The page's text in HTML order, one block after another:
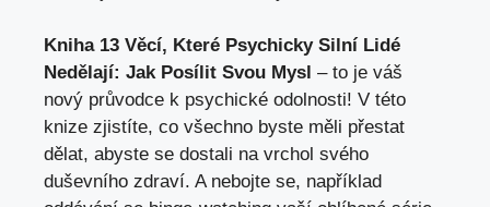
Kniha 13⁣ Věcí, Které‌ Psychicky Silní Lidé
Nedělají: Jak ⁢Posílit ⁣Svou Mysl ‌– to je váš
nový průvodce k psychické odolnosti! V‌ této
knize zjistíte, co všechno byste měli ​přestat
‍dělat, abyste se dostali na vrchol svého
duševního zdraví. A nebojte ⁣se,‍ například